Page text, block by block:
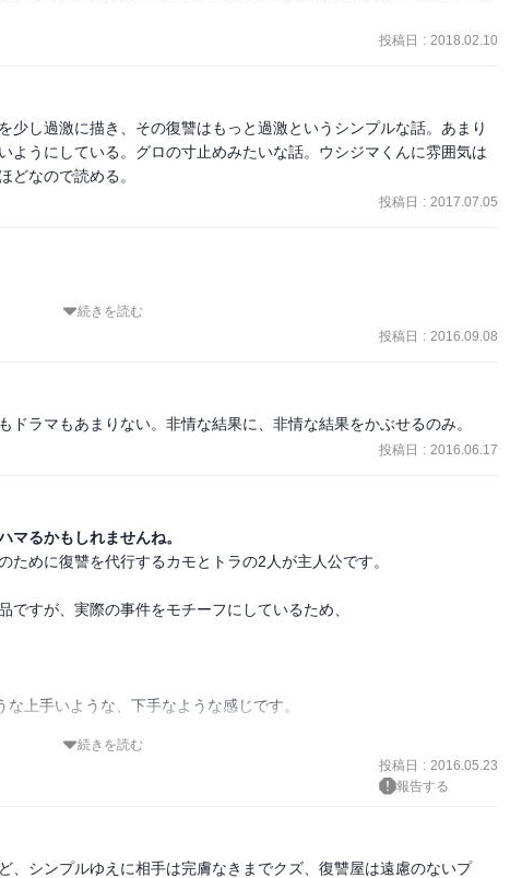
投稿日 : 2018.02.10
少し過激に描き、その復讐はもっと過激というシンプルな話。あまり
ようにしている。グロの寸止めみたいな話。ウシジマくんに雰囲気は
どなので読める。
投稿日 : 2017.07.05
た感じ。
ぎてる感じがする。
続きを読む
投稿日 : 2016.09.08
ラマもあまりない。非情な結果に、非情な結果をかぶせるのみ。
投稿日 : 2016.06.17
マるかもしれませんね。
めに復讐を代行するカモとトラの2人が主人公です。
すが、実際の事件をモチーフにしているため、
上手いような、下手なような感じです。
マるかもしれませんね。
続きを読む
投稿日 : 2016.05.23
報告する
、シンプルゆえに相手は完膚なきまでクズ、復讐屋は遠慮のないプ